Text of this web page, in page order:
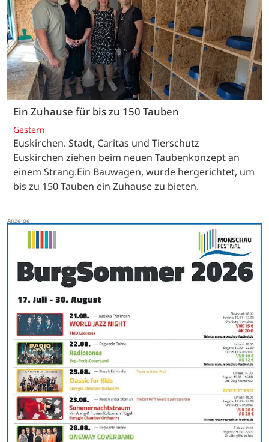
Ein Zuhause für bis zu 150 Tauben
Gestern
Euskirchen. Stadt, Caritas und Tierschutz
Euskirchen ziehen beim neuen Taubenkonzept an
einem Strang.Ein Bauwagen, wurde hergerichtet, um
bis zu 150 Tauben ein Zuhause zu bieten.